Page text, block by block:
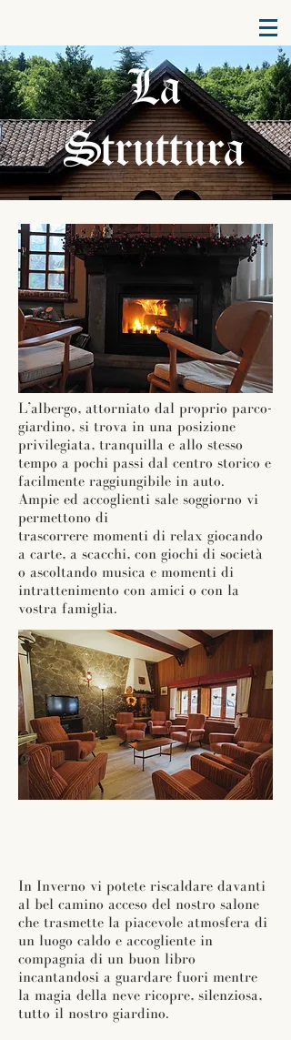
La
Struttura
L’albergo, attorniato dal proprio parco-
giardino, si trova in una posizione
privilegiata, tranquilla e allo stesso
tempo a pochi passi dal centro storico e
facilmente raggiungibile in auto.
Ampie ed accoglienti sale soggiorno vi
permettono di
trascorrere momenti di relax giocando
a carte, a scacchi, con giochi di società
o ascoltando musica e momenti di
intrattenimento con amici o con la
vostra famiglia.
In Inverno vi potete riscaldare davanti
al bel camino acceso del nostro salone
che trasmette la piacevole atmosfera di
un luogo caldo e accogliente in
compagnia di un buon libro
incantandosi a guardare fuori mentre
la magia della neve ricopre, silenziosa,
tutto il nostro giardino.